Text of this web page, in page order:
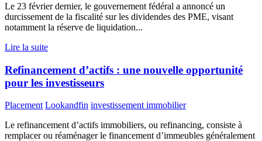
Le 23 février dernier, le gouvernement fédéral a annoncé un
durcissement de la fiscalité sur les dividendes des PME, visant
notamment la réserve de liquidation...
Lire la suite
Refinancement d’actifs : une nouvelle opportunité
pour les investisseurs
Placement Lookandfin investissement immobilier
Le refinancement d’actifs immobiliers, ou refinancing, consiste à
remplacer ou réaménager le financement d’immeubles généralement